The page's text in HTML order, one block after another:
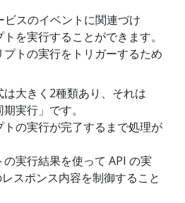
ビスのイベントに関連づけ
を実行することができます。
トの実行をトリガーするため
大きく2種類あり、それは
実行」です。
の実行が完了するまで処理が
実行結果を使って API の実
スポンス内容を制御すること